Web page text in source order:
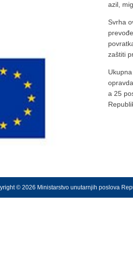
azil,
Svrha
zaštiti
a 25
© 2026 Ministarstvo unutarnjih poslova